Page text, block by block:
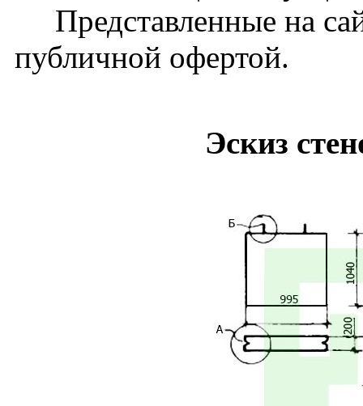
Представленные на
публичной офертой.
Эскиз